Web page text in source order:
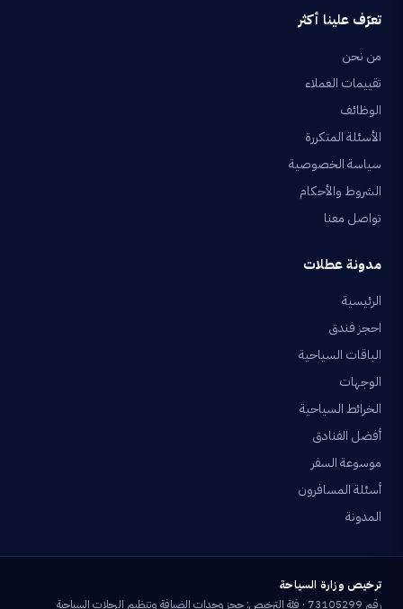
تعرّف علينا أكثر
من نحن
تقييمات العملاء
الوظائف
الأسئلة المتكررة
سياسة الخصوصية
الشروط والأحكام
تواصل معنا
مدونة عطلات
الرئيسية
احجز فندق
الباقات السياحية
الوجهات
الخرائط السياحية
أفضل الفنادق
موسوعة السفر
أسئلة المسافرون
المدونة
ترخيص وزارة السياحة
رقم 73105299 · فئة الترخيص: حجز وحدات الضيافة وتنظيم الرحلات السياحية